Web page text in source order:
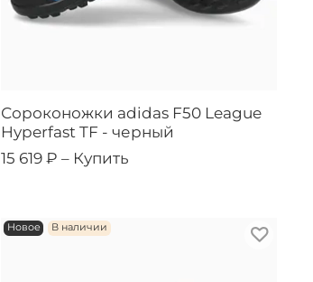
Сороконожки adidas F50 League
Hyperfast TF - черный
15 619 ₽ – Купить
Новое В наличии